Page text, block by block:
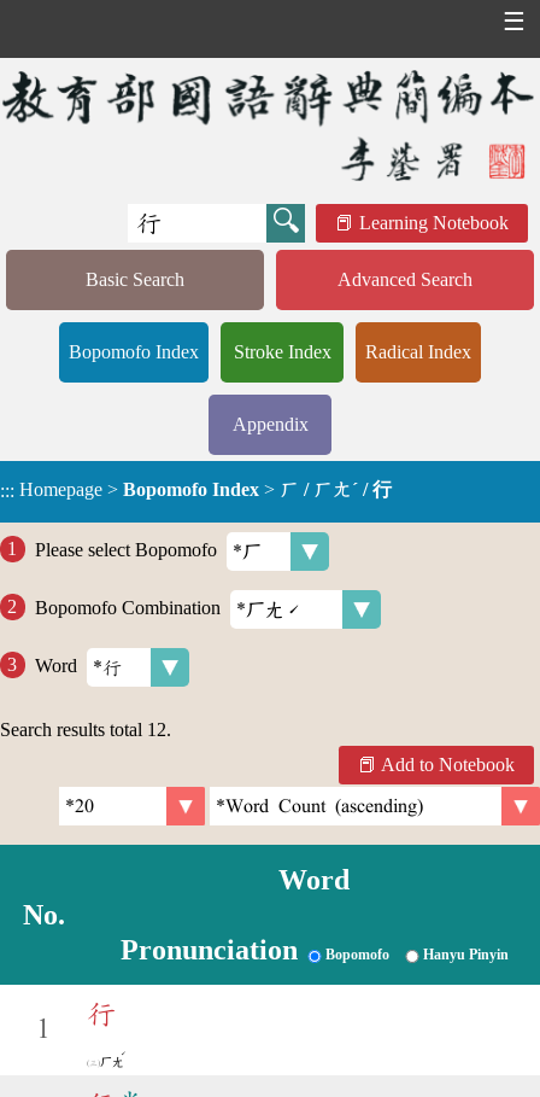
☰
Learning Notebook
Basic Search Advanced Search
Bopomofo Index Stroke Index Radical Index
Appendix
::: Homepage > Bopomofo Index > ㄏ / ㄏㄤˊ / 行
Please select Bopomofo
Bopomofo Combination
Word
Search results total 12.
Add to Notebook
No.
Word
Pronunciation Bopomofo Hanyu Pinyin
1
行
ㄏㄤ
ˊ